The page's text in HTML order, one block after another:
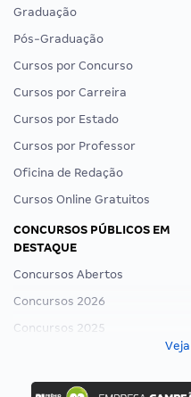
Graduação
Pós-Graduação
Cursos por Concurso
Cursos por Carreira
Cursos por Estado
Cursos por Professor
Oficina de Redação
Cursos Online Gratuitos
CONCURSOS PÚBLICOS EM
DESTAQUE
Concursos Abertos
Concursos 2026
Concursos 2025
Concurso Nacional Unificado
Concurso Ibama